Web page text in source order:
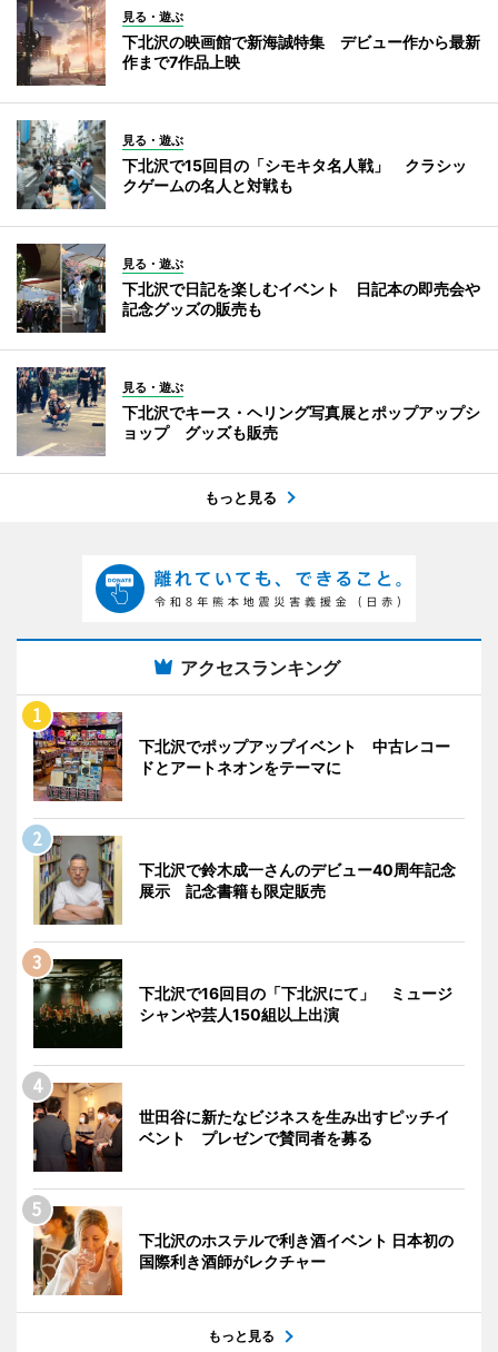
見る・遊ぶ
下北沢の映画館で新海誠特集 デビュー作から最新
作まで7作品上映
見る・遊ぶ
下北沢で15回目の「シモキタ名人戦」 クラシッ
クゲームの名人と対戦も
見る・遊ぶ
下北沢で日記を楽しむイベント 日記本の即売会や
記念グッズの販売も
見る・遊ぶ
下北沢でキース・ヘリング写真展とポップアップシ
ョップ グッズも販売
もっと見る
アクセスランキング
下北沢でポップアップイベント 中古レコー
ドとアートネオンをテーマに
下北沢で鈴木成一さんのデビュー40周年記念
展示 記念書籍も限定販売
下北沢で16回目の「下北沢にて」 ミュージ
シャンや芸人150組以上出演
世田谷に新たなビジネスを生み出すピッチイ
ベント プレゼンで賛同者を募る
下北沢のホステルで利き酒イベント 日本初の
国際利き酒師がレクチャー
もっと見る